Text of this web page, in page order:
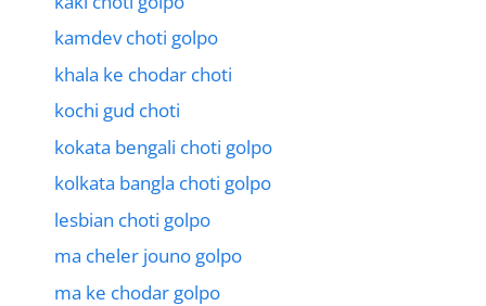
kamdev choti golpo
khala ke chodar choti
kochi gud choti
kokata bengali choti golpo
kolkata bangla choti golpo
lesbian choti golpo
ma cheler jouno golpo
ma ke chodar golpo